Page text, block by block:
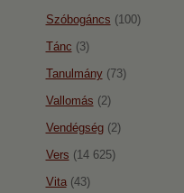
Szóbogáncs (100)
Tánc (3)
Tanulmány(73)
Vallomás (2)
Vendégség(2)
Vers (14 625)
Vita(43)